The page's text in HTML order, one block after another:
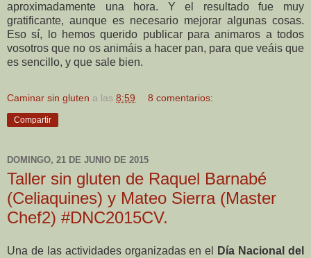
aproximadamente una hora. Y el resultado fue muy
gratificante, aunque es necesario mejorar algunas cosas.
Eso sí, lo hemos querido publicar para animaros a todos
vosotros que no os animáis a hacer pan, para que veáis que
es sencillo, y que sale bien.
Caminar sin gluten a las 8:59 8 comentarios:
Compartir
DOMINGO, 21 DE JUNIO DE 2015
Taller sin gluten de Raquel Barnabé
(Celiaquines) y Mateo Sierra (Master
Chef2) #DNC2015CV.
Una de las actividades organizadas en el
Día Nacional del